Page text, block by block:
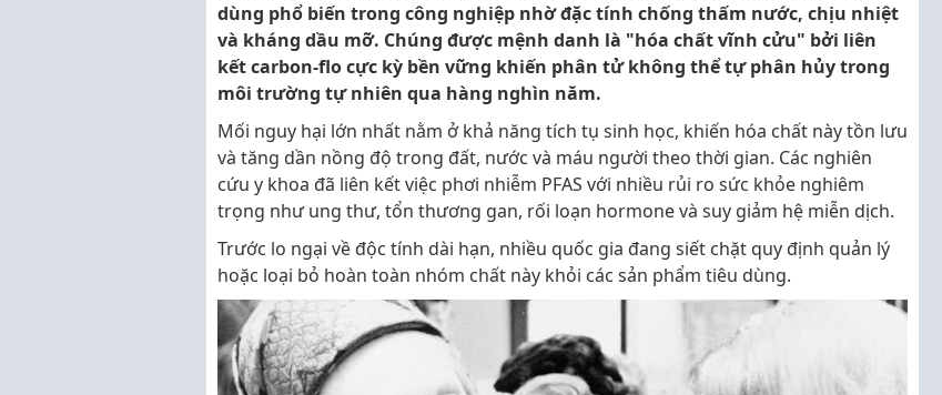
dùng phổ biến trong công nghiệp nhờ đặc tính chống thấm nước, chịu nhiệt
và kháng dầu mỡ. Chúng được mệnh danh là "hóa chất vĩnh cửu" bởi liên
kết carbon-flo cực kỳ bền vững khiến phân tử không thể tự phân hủy trong
môi trường tự nhiên qua hàng nghìn năm.
Mối nguy hại lớn nhất nằm ở khả năng tích tụ sinh học, khiến hóa chất này tồn lưu
và tăng dần nồng độ trong đất, nước và máu người theo thời gian. Các nghiên
cứu y khoa đã liên kết việc phơi nhiễm PFAS với nhiều rủi ro sức khỏe nghiêm
trọng như ung thư, tổn thương gan, rối loạn hormone và suy giảm hệ miễn dịch.
Trước lo ngại về độc tính dài hạn, nhiều quốc gia đang siết chặt quy định quản lý
hoặc loại bỏ hoàn toàn nhóm chất này khỏi các sản phẩm tiêu dùng.